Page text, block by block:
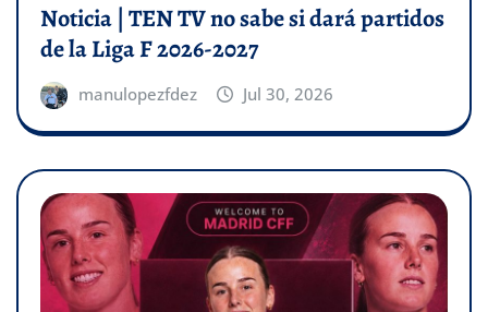
Noticia | TEN TV no sabe si dará partidos
de la Liga F 2026-2027
manulopezfdez Jul 30, 2026